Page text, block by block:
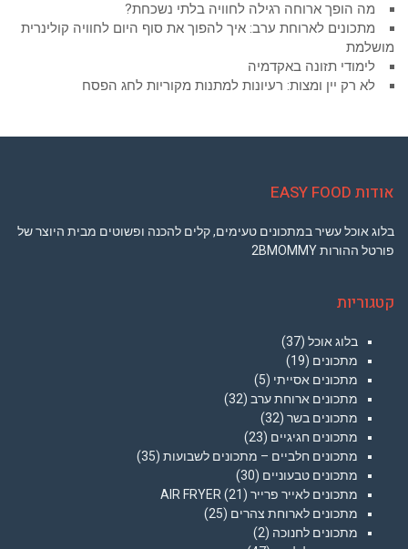
מה הופך ארוחה רגילה לחוויה בלתי נשכחת?
מתכונים לארוחת ערב: איך להפוך את סוף היום לחוויה קולינרית
מושלמת
לימודי תזונה באקדמיה
לא רק יין ומצות: רעיונות למתנות מקוריות לחג הפסח
אודות EASY FOOD
בלוג אוכל עשיר במתכונים טעימים, קלים להכנה ופשוטים מבית היוצר של
פורטל ההורות 2BMOMMY
קטגוריות
בלוג אוכל (37)
מתכונים (19)
מתכונים אסייתי (5)
מתכונים ארוחת ערב (32)
מתכונים בשר (32)
מתכונים חגיגיים (23)
מתכונים חלביים – מתכונים לשבועות (35)
מתכונים טבעוניים (30)
מתכונים לאייר פרייר AIR FRYER (21)
מתכונים לארוחת צהרים (25)
מתכונים לחנוכה (2)